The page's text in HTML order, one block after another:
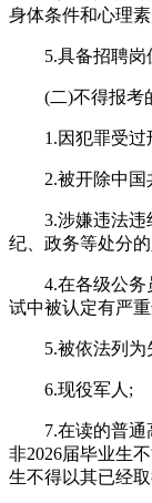
身体条件和心理
5.具备招聘岗位
(二)不得报考
1.因犯罪受过
2.被开除中国
3.涉嫌违法违
纪、政务等处分
4.在各级公务
试中被认定有严
5.被依法列为
6.现役军人;
7.在读的普通高
非2026届毕业生
生不得以其已经